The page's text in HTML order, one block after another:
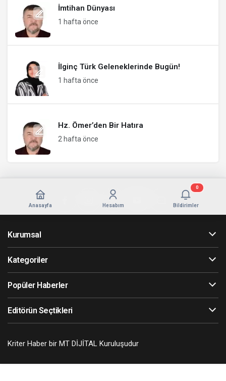
İmtihan Dünyası
1 hafta önce
İlginç Türk Geleneklerinde Bugün!
1 hafta önce
Hz. Ömer’den Bir Hatıra
2 hafta önce
Anasayfa Hesabım Bildirimler
0
Kurumsal
Kategoriler
Popüler Haberler
Editörün Seçtikleri
Kriter Haber bir MT DİJİTAL Kuruluşudur